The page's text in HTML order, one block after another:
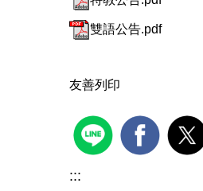
雙語公告.pdf
友善列印
:::